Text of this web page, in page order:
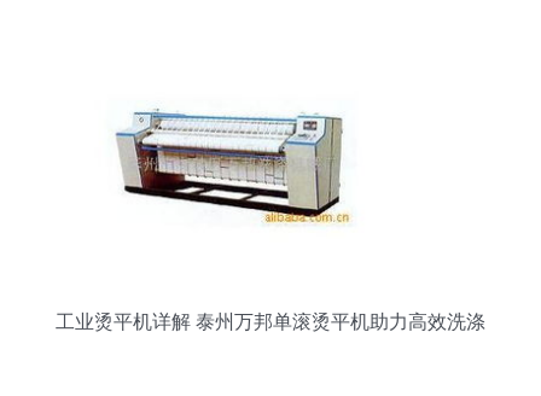
工业烫平机详解 泰州万邦单滚烫平机助力高效洗涤